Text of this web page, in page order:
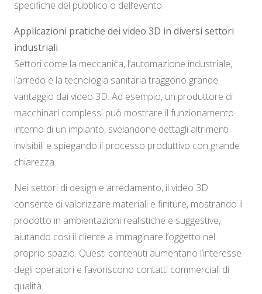
specifiche del pubblico o dell’evento.
Applicazioni pratiche dei video 3D in diversi settori
industriali
Settori come la meccanica, l’automazione industriale,
l’arredo e la tecnologia sanitaria traggono grande
vantaggio dai video 3D. Ad esempio, un produttore di
macchinari complessi può mostrare il funzionamento
interno di un impianto, svelandone dettagli altrimenti
invisibili e spiegando il processo produttivo con grande
chiarezza.
Nei settori di design e arredamento, il video 3D
consente di valorizzare materiali e finiture, mostrando il
prodotto in ambientazioni realistiche e suggestive,
aiutando così il cliente a immaginare l’oggetto nel
proprio spazio. Questi contenuti aumentano l’interesse
degli operatori e favoriscono contatti commerciali di
qualità.